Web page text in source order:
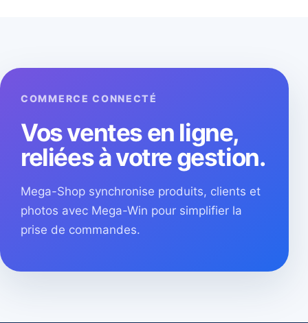
COMMERCE CONNECTÉ
Vos ventes en ligne,
reliées à votre gestion.
Mega-Shop synchronise produits, clients et
photos avec Mega-Win pour simplifier la
prise de commandes.